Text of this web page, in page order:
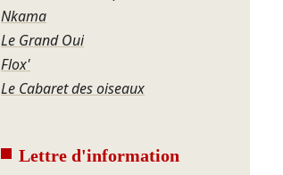
Nkama
Le Grand Oui
Flox'
Le Cabaret des oiseaux
Lettre d'information